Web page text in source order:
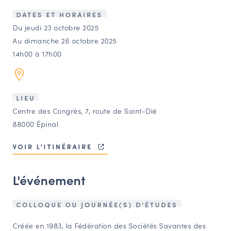
CONTACT
Agenda
Annuaire
Ressources
BOURSE D’ÉCHANGE
CARTES DES NAUDIN
Espace acteurs
DATES ET HORAIRES
Du jeudi 23 octobre 2025
Au dimanche 26 octobre 2025
14h00 à 17h00
LIEU
Centre des Congrès, 7, route de Saint-Dié
88000 Épinal
VOIR L'ITINÉRAIRE
L'événement
COLLOQUE OU JOURNÉE(S) D'ÉTUDES
Créée en 1983, la Fédération des Sociétés Savantes des